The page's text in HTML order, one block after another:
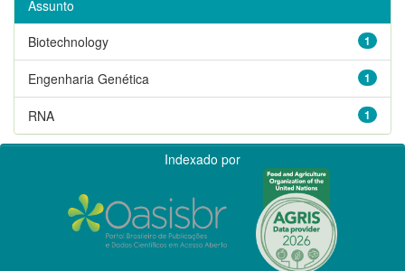
Assunto
1
Biotechnology
1
Engenharia Genética
1
RNA
Indexado por